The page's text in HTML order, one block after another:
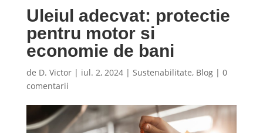
Uleiul adecvat: protectie
pentru motor si
economie de bani
de D. Victor| iul. 2, 2024| Sustenabilitate, Blog| 0
comentarii